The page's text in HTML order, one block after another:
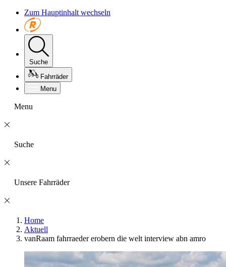
Zum Hauptinhalt wechseln
Suche
Fahrräder
Menu
Menu
Suche
Unsere Fahrräder
Home
Aktuell
vanRaam fahrraeder erobern die welt interview abn amro